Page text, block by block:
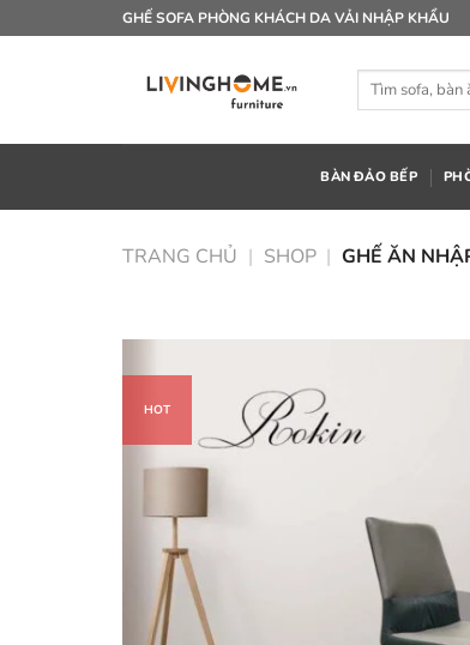
qua
GHẾ SOFA PHÒNG KHÁCH DA VẢI NHẬP KHẨU
Tìm
BÀN ĐẢO BẾP
TRANG CHỦ | SHOP | GHẾ ĂN
HOT